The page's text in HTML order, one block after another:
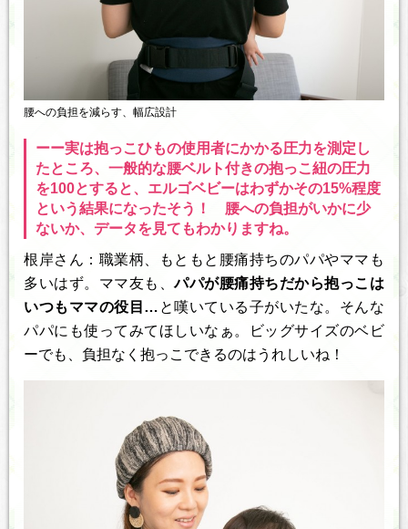
腰への負担を減らす、幅広設計
ーー実は抱っこひもの使用者にかかる圧力を測定し
たところ、一般的な腰ベルト付きの抱っこ紐の圧力
を100とすると、エルゴベビーはわずかその15%程度
という結果になったそう！ 腰への負担がいかに少
ないか、データを見てもわかりますね。
根岸さん：職業柄、もともと腰痛持ちのパパやママも
多いはず。ママ友も、パパが腰痛持ちだから抱っこは
いつもママの役目… と嘆いている子がいたな。そんな
パパにも使ってみてほしいなぁ。ビッグサイズのベビ
ーでも、負担なく抱っこできるのはうれしいね！